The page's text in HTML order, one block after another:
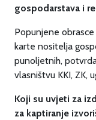
gospodarstava i
Popunjene obrasce
karte nositelja
punoljetnih,
vlasništvu KKI, ZK,
Koji su uvjeti za
za kaptiranje